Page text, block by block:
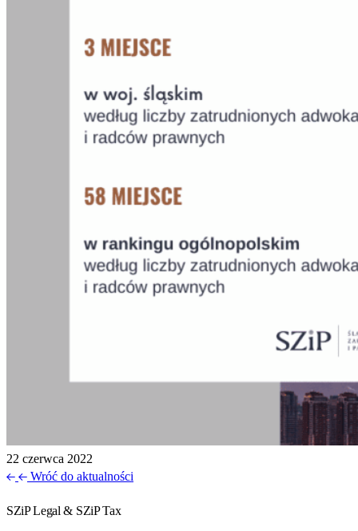
22 czerwca 2022
Wróć do aktualności
SZiP Legal & SZiP Tax